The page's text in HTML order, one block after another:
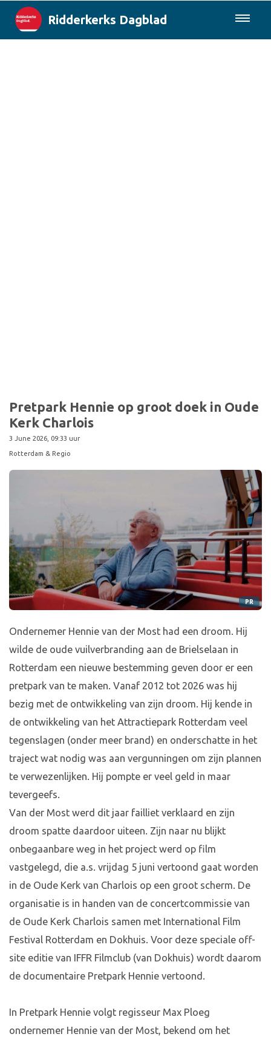
Ridderkerks Dagblad
Pretpark Hennie op groot doek in Oude
Kerk Charlois
3 June 2026, 09:33 uur
Rotterdam & Regio
PR
Ondernemer Hennie van der Most had een droom. Hij
wilde de oude vuilverbranding aan de Brielselaan in
Rotterdam een nieuwe bestemming geven door er een
pretpark van te maken. Vanaf 2012 tot 2026 was hij
bezig met de ontwikkeling van zijn droom. Hij kende in
de ontwikkeling van het Attractiepark Rotterdam veel
tegenslagen (onder meer brand) en onderschatte in het
traject wat nodig was aan vergunningen om zijn plannen
te verwezenlijken. Hij pompte er veel geld in maar
tevergeefs.
Van der Most werd dit jaar failliet verklaard en zijn
droom spatte daardoor uiteen. Zijn naar nu blijkt
onbegaanbare weg in het project werd op film
vastgelegd, die a.s. vrijdag 5 juni vertoond gaat worden
in de Oude Kerk van Charlois op een groot scherm. De
organisatie is in handen van de concertcommissie van
de Oude Kerk Charlois samen met International Film
Festival Rotterdam en Dokhuis. Voor deze speciale off-
site editie van IFFR Filmclub (van Dokhuis) wordt daarom
de documentaire Pretpark Hennie vertoond.
In Pretpark Hennie volgt regisseur Max Ploeg
ondernemer Hennie van der Most, bekend om het